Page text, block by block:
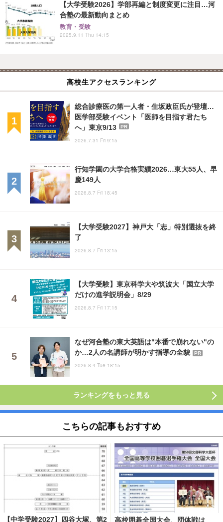
【大学受験2026】学部再編と制度変更に注目…河
合塾の最新動向まとめ
教育・受験
2025.9.11 Thu 14:15
高校生アクセスランキング
総合診療医の第一人者・生坂政臣氏が登壇…
医学部受験イベント「医師を目指す君たち
へ」東京9/13
PR
2026.7.31 Fri 9:15
行知学園の大学合格実績2026…東大55人、早
慶149人
2026.8.7 Fri 18:45
【大学受験2027】神戸大「志」特別選抜を終
了
2026.8.7 Fri 13:15
【大学受験】東京科学大や筑波大「国立大学
だけの進学説明会」8/29
2026.8.7 Fri 17:15
なぜ河合塾の東大英語は"本番で崩れない"の
か…2人の名講師が明かす指導の全貌
PR
2026.8.4 Tue 18:15
ランキングをもっと見る
こちらの記事もおすすめ
【中学受験2027】四谷大塚、第2
高校囲碁全国大会、団体戦は